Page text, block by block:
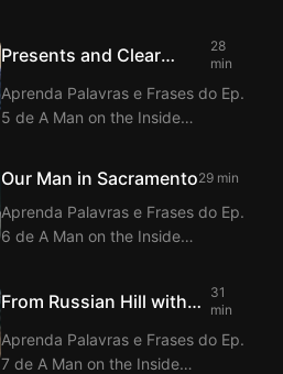
coreano do Langflix! O Langflix
oferece tradução dos Diálogos do
Ep. 4 de A Man on the Inside com
Presents and Clear
28
min
Aprenda Palavras e Frases do Ep.
5 de A Man on the Inside
coreano do Langflix! O Langflix
oferece tradução dos Diálogos do
Ep. 5 de A Man on the Inside com
Our Man in Sacramento29 min
Aprenda Palavras e Frases do Ep.
6 de A Man on the Inside
coreano do Langflix! O Langflix
oferece tradução dos Diálogos do
Ep. 6 de A Man on the Inside com
From Russian Hill with
31
min
Aprenda Palavras e Frases do Ep.
7 de A Man on the Inside